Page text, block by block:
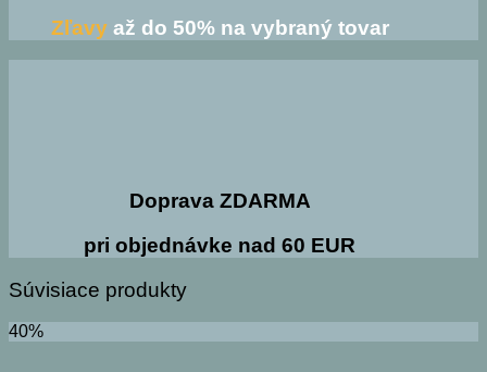
Zľavyaž do 50% na vybraný tovar
Doprava ZDARMA
pri objednávke nad 60 EUR
Súvisiace produkty
40%